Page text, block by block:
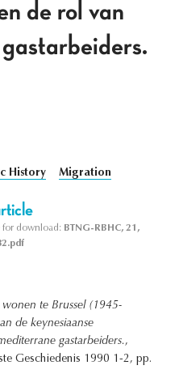
de rol van
History Migration
for download: BTNG-RBHC, 21,
te Brussel (1945-
de keynesiaanse
gastarbeiders.,
Geschiedenis 1990 1-2, pp.